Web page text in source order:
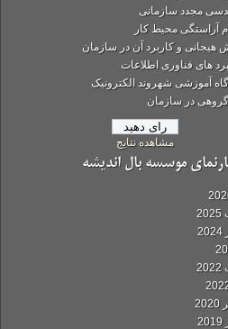
مجدد سازمانی
محیط کار
و کاربرد آن در سازمان
های فناوری اطلاعات
آموزشی شهروند الکترونیک
در سازمان
مشاهده نتایج
موسسه بال اندیشه